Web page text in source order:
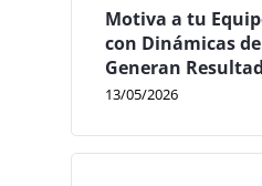
Motiva a tu
con Dinámicas
Generan
13/05/2026